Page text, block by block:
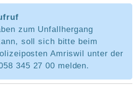
zum Unfallhergang
soll sich bitte beim
Amriswil unter der
345 27 00 melden.